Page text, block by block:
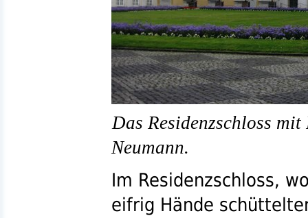
Das Residenzschloss
Neumann.
Im Residenzschloss,
eifrig Hände